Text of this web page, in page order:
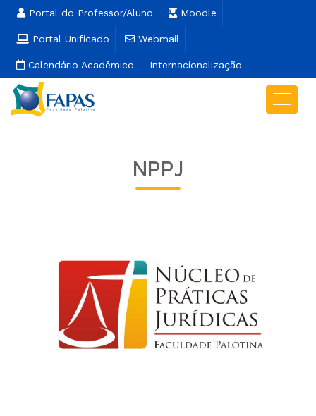
Portal do Professor/Aluno Moodle
Portal Unificado Webmail
Calendário Acadêmico Internacionalização
NPPJ